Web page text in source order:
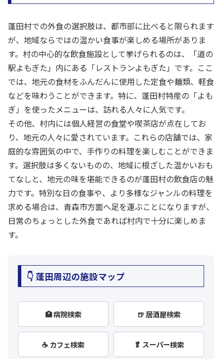
蓬田村での外食の選択肢は、都市部に比べると限られます
が、地域ならではの温かい食事が楽しめる場所がありま
す。村の中心的な飲食施設として挙げられるのは、「道の
駅よもぎた」内にある「レストランよもぎた」です。ここ
では、地元の食材をふんだんに使用した定食や麺類、軽食
などを味わうことができます。特に、蓬田村特産の「よも
ぎ」を使ったメニューは、訪れる人々に人気です。
その他、村内には個人経営の食堂や喫茶店が点在してお
り、地元の人々に愛されています。これらの店舗では、家
庭的な雰囲気の中で、手作りの料理を楽しむことができま
す。選択肢は多くないものの、地域に根ざした温かいおも
てなしと、地元の味を堪能できるのが蓬田村の飲食店の魅
力です。特別な日の食事や、より多様なジャンルの料理を
求める場合は、青森市方面へ足を運ぶことになりますが、
日常のちょっとした外食であれば村内で十分に楽しめま
す。
👇 蓬田周辺の施設マップ
🏥 病院検索 🍺 居酒屋検索
☕ カフェ検索 🥬 スーパー検索